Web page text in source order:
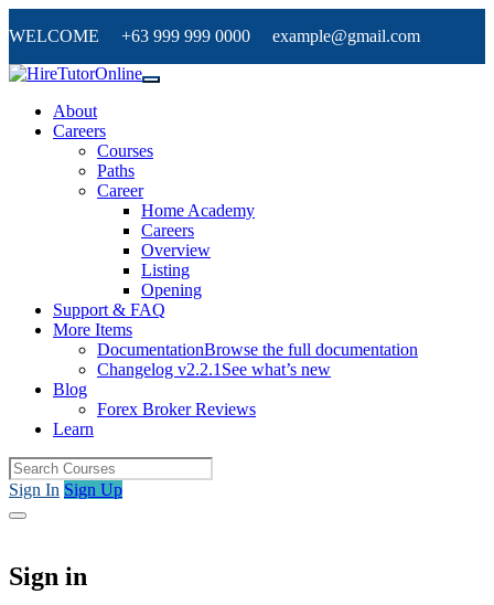
WELCOME +63 999 999 0000 example@gmail.com
About
Careers
Courses
Paths
Career
Home Academy
Careers
Overview
Listing
Opening
Support & FAQ
More Items
DocumentationBrowse the full documentation
Changelog v2.2.1 See what’s new
Blog
Forex Broker Reviews
Learn
Sign In Sign Up
Sign in